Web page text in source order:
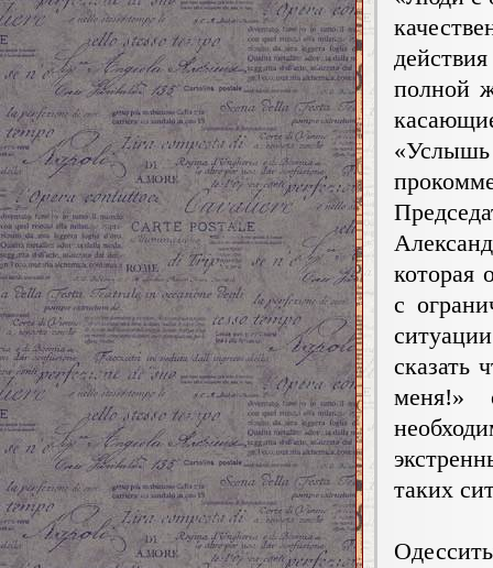
полной
«Услышь
которая
с
сказать
меня!»
таких